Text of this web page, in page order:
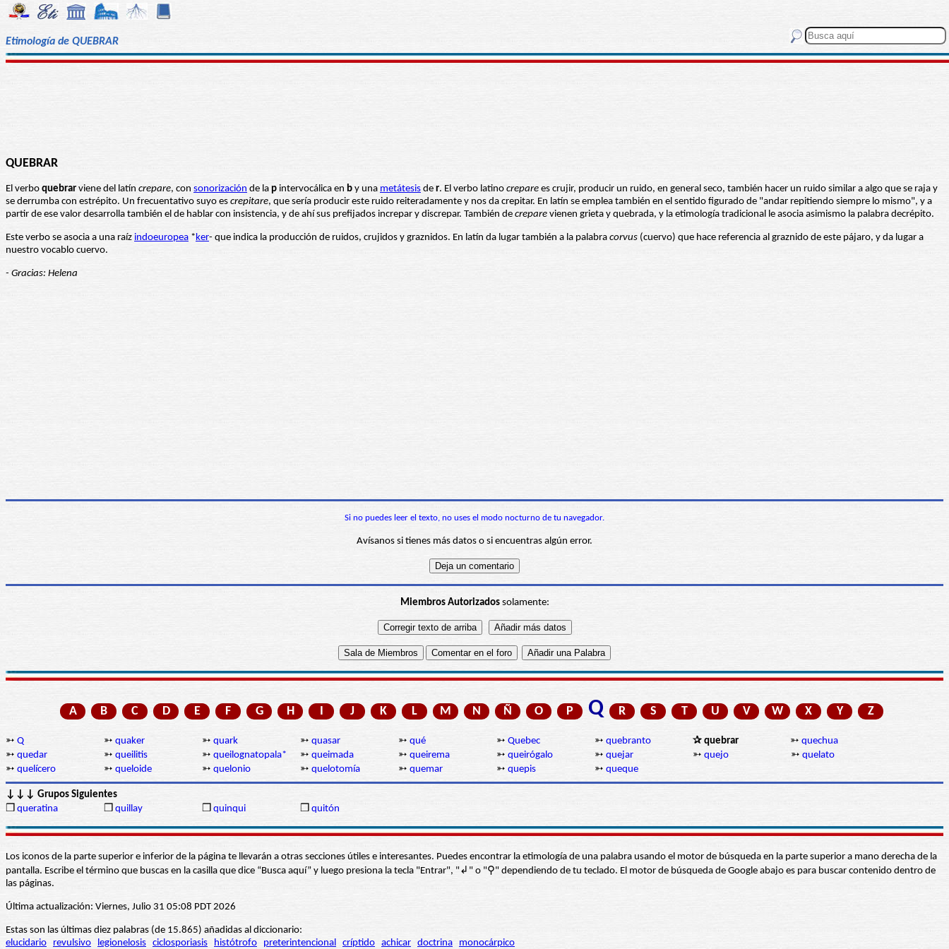
Etimología de QUEBRAR
QUEBRAR
El verbo quebrar viene del latín crepare, con sonorización de la p intervocálica en b y una metátesis de r. El verbo latino crepare es crujir, producir un ruido, en general seco, también hacer un ruido similar a algo que se raja y
se derrumba con estrépito. Un frecuentativo suyo es crepitare, que sería producir este ruido reiteradamente y nos da crepitar. En latín se emplea también en el sentido figurado de "andar repitiendo siempre lo mismo", y a
partir de ese valor desarrolla también el de hablar con insistencia, y de ahí sus prefijados increpar y discrepar. También de crepare vienen grieta y quebrada, y la etimología tradicional le asocia asimismo la palabra decrépito.
Este verbo se asocia a una raíz indoeuropea *ker- que indica la producción de ruidos, crujidos y graznidos. En latín da lugar también a la palabra corvus (cuervo) que hace referencia al graznido de este pájaro, y da lugar a
nuestro vocablo cuervo.
- Gracias: Helena
Si no puedes leer el texto, no uses el modo nocturno de tu navegador.
Avísanos si tienes más datos o si encuentras algún error.
Miembros Autorizadossolamente:
A B C D E F G H I J K L M N Ñ O P Q R S T U V W X Y Z
➳ Q ➳ quaker ➳ quark ➳ quasar ➳ qué ➳ Quebec ➳ quebranto ✰ quebrar ➳ quechua
➳ quedar ➳ queilitis ➳ queilognatopala* ➳ queimada ➳ queirema ➳ queirógalo ➳ quejar ➳ quejo ➳ quelato
➳ quelícero ➳ queloide ➳ quelonio ➳ quelotomía ➳ quemar ➳ quepis ➳ queque
↓↓↓ Grupos Siguientes
❒ queratina ❒ quillay ❒ quinqui ❒ quitón
Los iconos de la parte superior e inferior de la página te llevarán a otras secciones útiles e interesantes. Puedes encontrar la etimología de una palabra usando el motor de búsqueda en la parte superior a mano derecha de la
pantalla. Escribe el término que buscas en la casilla que dice “Busca aquí” y luego presiona la tecla "Entrar", "↲" o "⚲" dependiendo de tu teclado. El motor de búsqueda de Google abajo es para buscar contenido dentro de
las páginas.
Última actualización: Viernes, Julio 31 05:08 PDT 2026
Estas son las últimas diez palabras (de 15.865) añadidas al diccionario:
elucidario
revulsivo legionelosis ciclosporiasis histótrofo preterintencional críptido achicar doctrina monocárpico